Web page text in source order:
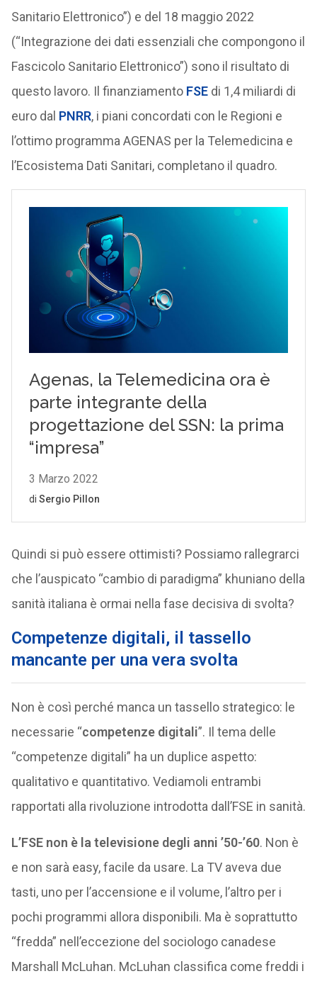
Sanitario Elettronico”) e del 18 maggio 2022
(“Integrazione dei dati essenziali che compongono il
Fascicolo Sanitario Elettronico”) sono il risultato di
questo lavoro. Il finanziamento FSEdi 1,4 miliardi di
euro dal PNRR, i piani concordati con le Regioni e
l’ottimo programma AGENAS per la Telemedicina e
l’Ecosistema Dati Sanitari, completano il quadro.
Quindi si può essere ottimisti? Possiamo rallegrarci
che l’auspicato “cambio di paradigma” khuniano della
sanità italiana è ormai nella fase decisiva di svolta?
Competenze digitali, il tassello
mancante per una vera svolta
Non è così perché manca un tassello strategico: le
necessarie “competenze digitali”. Il tema delle
“competenze digitali” ha un duplice aspetto:
qualitativo e quantitativo. Vediamoli entrambi
rapportati alla rivoluzione introdotta dall’FSE in sanità.
L’FSE non è la televisione degli anni ’50-’60. Non è
e non sarà easy, facile da usare. La TV aveva due
tasti, uno per l’accensione e il volume, l’altro per i
pochi programmi allora disponibili. Ma è soprattutto
“fredda” nell’eccezione del sociologo canadese
Marshall McLuhan. McLuhan classifica come freddi i